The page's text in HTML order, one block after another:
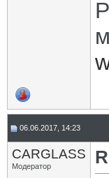
06.06.2017, 14:23
CARGLASS
Модератор